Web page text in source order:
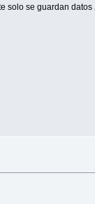
se guardan